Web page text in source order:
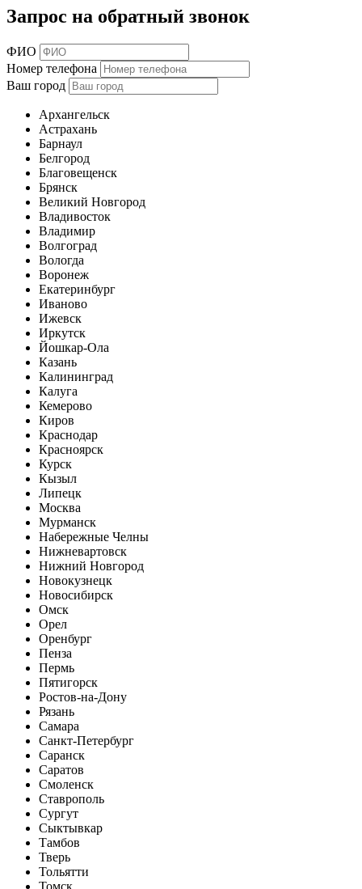
Запрос на обратный звонок
ФИО
Номер телефона
Ваш город
Архангельск
Астрахань
Барнаул
Белгород
Благовещенск
Брянск
Великий Новгород
Владивосток
Владимир
Волгоград
Вологда
Воронеж
Екатеринбург
Иваново
Ижевск
Иркутск
Йошкар-Ола
Казань
Калининград
Калуга
Кемерово
Киров
Краснодар
Красноярск
Курск
Кызыл
Липецк
Москва
Мурманск
Набережные Челны
Нижневартовск
Нижний Новгород
Новокузнецк
Новосибирск
Омск
Орел
Оренбург
Пенза
Пермь
Пятигорск
Ростов-на-Дону
Рязань
Самара
Санкт-Петербург
Саранск
Саратов
Смоленск
Ставрополь
Сургут
Сыктывкар
Тамбов
Тверь
Тольятти
Томск